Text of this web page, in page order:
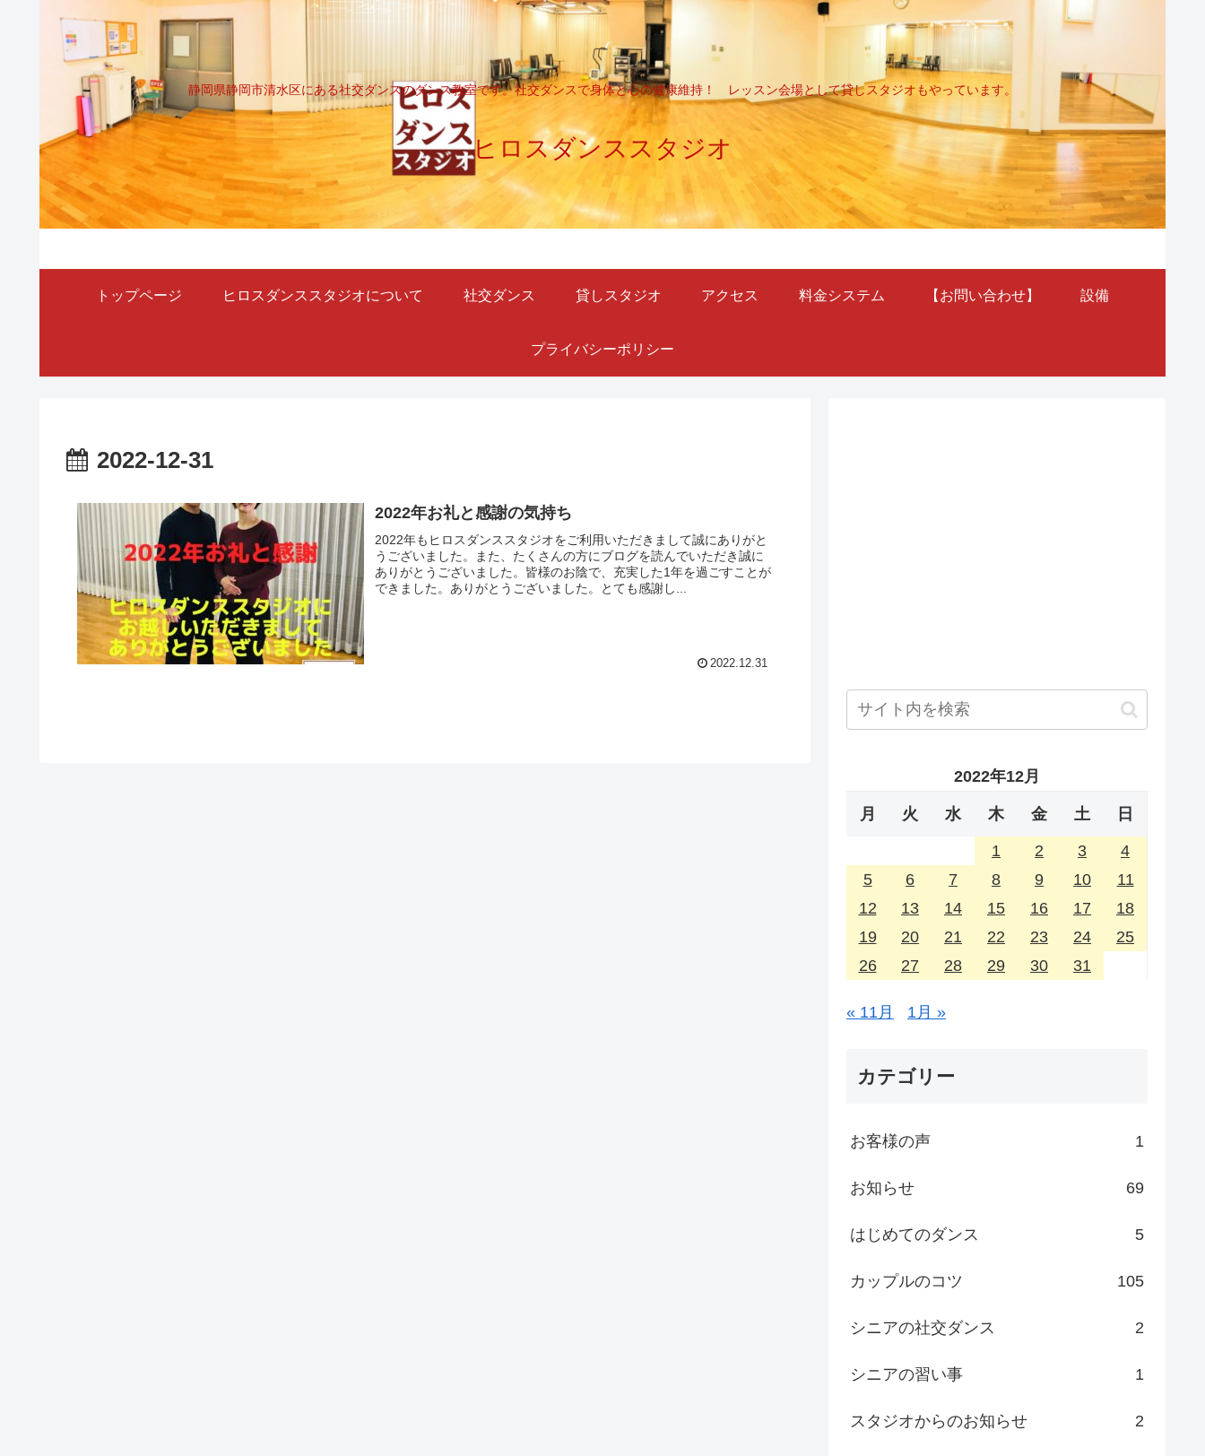
静岡県静岡市清水区にある社交ダンスのダンス教室です。社交ダンスで身体と心の健康維持！ レッスン会場として貸しスタジオもやっています。
ヒロスダンススタジオ
トップページ ヒロスダンススタジオについて 社交ダンス 貸しスタジオ アクセス 料金システム 【お問い合わせ】 設備
プライバシーポリシー
2022-12-31
2022年お礼と感謝の気持ち
2022年もヒロスダンススタジオをご利用いただきまして誠にありがと
うございました。また、たくさんの方にブログを読んでいただき誠に
ありがとうございました。皆様のお陰で、充実した1年を過ごすことが
できました。ありがとうございました。とても感謝し...
2022.12.31
2022年12月
月 火 水 木 金 土 日
1 2 3
4
5
6 7 8 9 10
11
12
13 14 15 16 17
18
19
20 21 22 23 24
25
26
27 28 29 30 31
« 11月 1月 »
カテゴリー
お客様の声 1
お知らせ 69
はじめてのダンス 5
カップルのコツ 105
シニアの社交ダンス 2
シニアの習い事 1
スタジオからのお知らせ 2